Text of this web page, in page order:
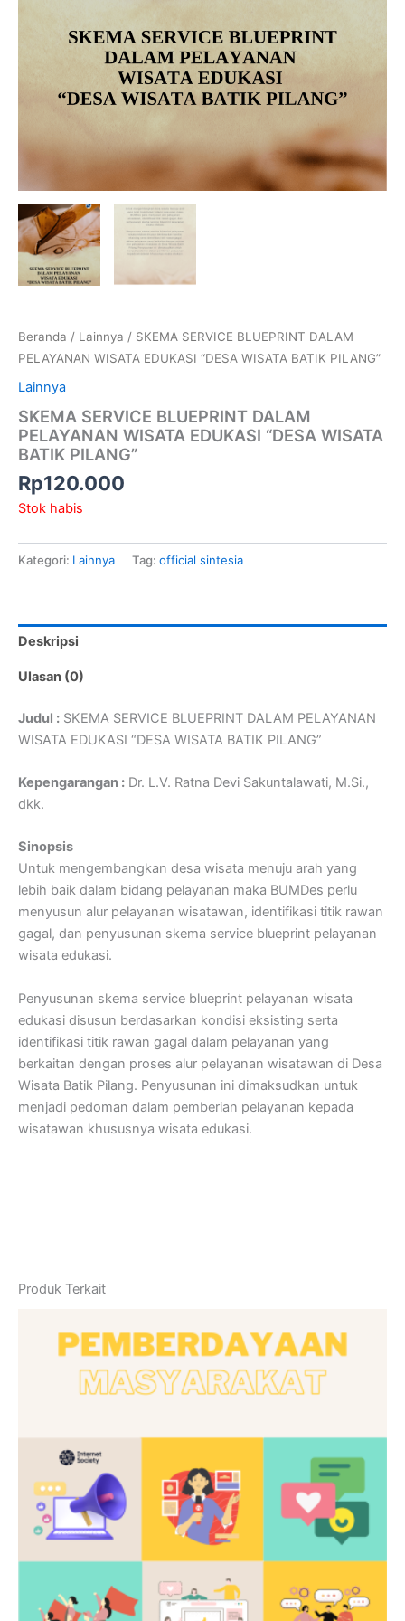
Beranda / Lainnya / SKEMA SERVICE BLUEPRINT DALAM
PELAYANAN WISATA EDUKASI “DESA WISATA BATIK PILANG”
Lainnya
SKEMA SERVICE BLUEPRINT DALAM
PELAYANAN WISATA EDUKASI “DESA WISATA
BATIK PILANG”
Rp120.000
Stok habis
Kategori: Lainnya Tag: official sintesia
Deskripsi
Ulasan (0)
Judul : SKEMA SERVICE BLUEPRINT DALAM PELAYANAN
WISATA EDUKASI “DESA WISATA BATIK PILANG”
Kepengarangan : Dr. L.V. Ratna Devi Sakuntalawati, M.Si.,
dkk.
Sinopsis
Untuk mengembangkan desa wisata menuju arah yang
lebih baik dalam bidang pelayanan maka BUMDes perlu
menyusun alur pelayanan wisatawan, identifikasi titik rawan
gagal, dan penyusunan skema service blueprint pelayanan
wisata edukasi.
Penyusunan skema service blueprint pelayanan wisata
edukasi disusun berdasarkan kondisi eksisting serta
identifikasi titik rawan gagal dalam pelayanan yang
berkaitan dengan proses alur pelayanan wisatawan di Desa
Wisata Batik Pilang. Penyusunan ini dimaksudkan untuk
menjadi pedoman dalam pemberian pelayanan kepada
wisatawan khususnya wisata edukasi.
Produk Terkait